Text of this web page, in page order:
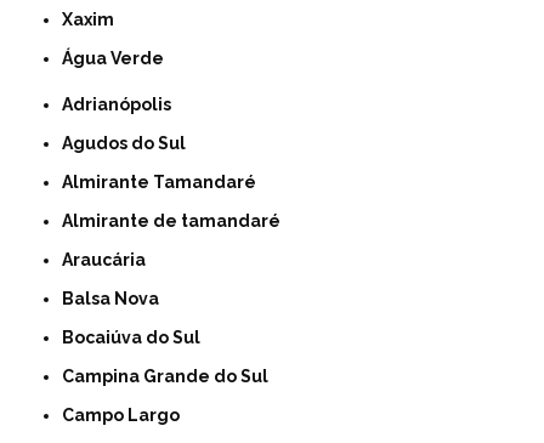
Xaxim
Água Verde
Adrianópolis
Agudos do Sul
Almirante Tamandaré
Almirante de tamandaré
Araucária
Balsa Nova
Bocaiúva do Sul
Campina Grande do Sul
Campo Largo